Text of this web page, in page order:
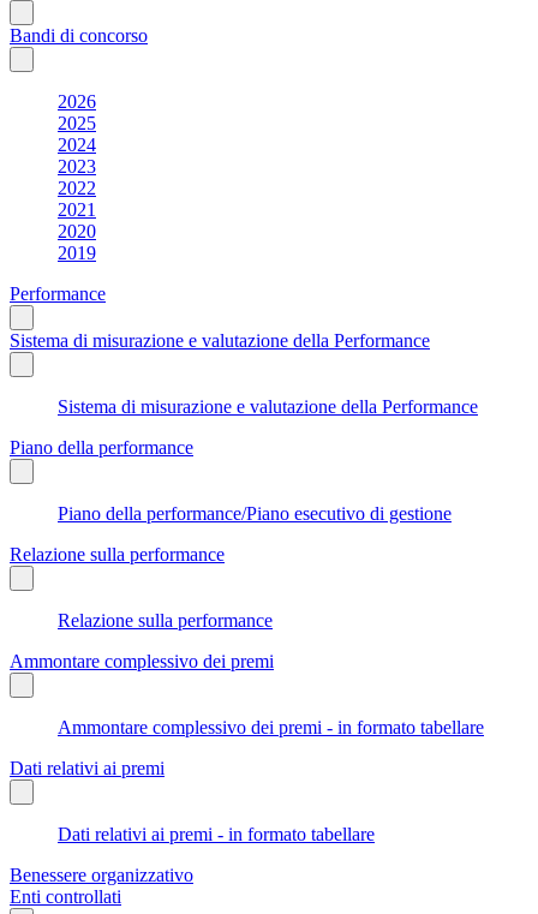
Bandi di concorso
2026
2025
2024
2023
2022
2021
2020
2019
Performance
Sistema di misurazione e valutazione della Performance
Sistema di misurazione e valutazione della Performance
Piano della performance
Piano della performance/Piano esecutivo di gestione
Relazione sulla performance
Relazione sulla performance
Ammontare complessivo dei premi
Ammontare complessivo dei premi - in formato tabellare
Dati relativi ai premi
Dati relativi ai premi - in formato tabellare
Benessere organizzativo
Enti controllati